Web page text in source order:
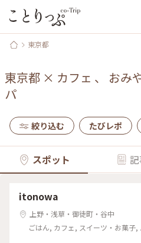
東京都
東京都 × カフェ 、 おみ
パ
絞り込む たびレポ
スポット
itonowa
上野・浅草・御徒町・谷中
ごはん, カフェ, スイーツ・お菓子,